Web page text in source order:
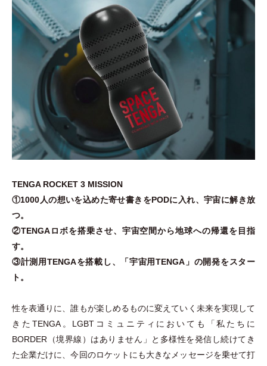
TENGA ROCKET 3 MISSION
①1000人の想いを込めた寄せ書きをPODに入れ、宇宙に解き放
つ。
②TENGAロボを搭乗させ、宇宙空間から地球への帰還を目指
す。
③計測用TENGAを搭載し、
「宇宙用TENGA 」 の開発をスター
ト。
性を表通りに、誰もが楽しめるものに変えていく未来を実現して
きたTENGA。LGBTコミュニティにおいても
「私たちに
BORDER （境界線 ） はありません 」
と多様性を発信し続けてき
た企業だけに、今回のロケットにも大きなメッセージを乗せて打